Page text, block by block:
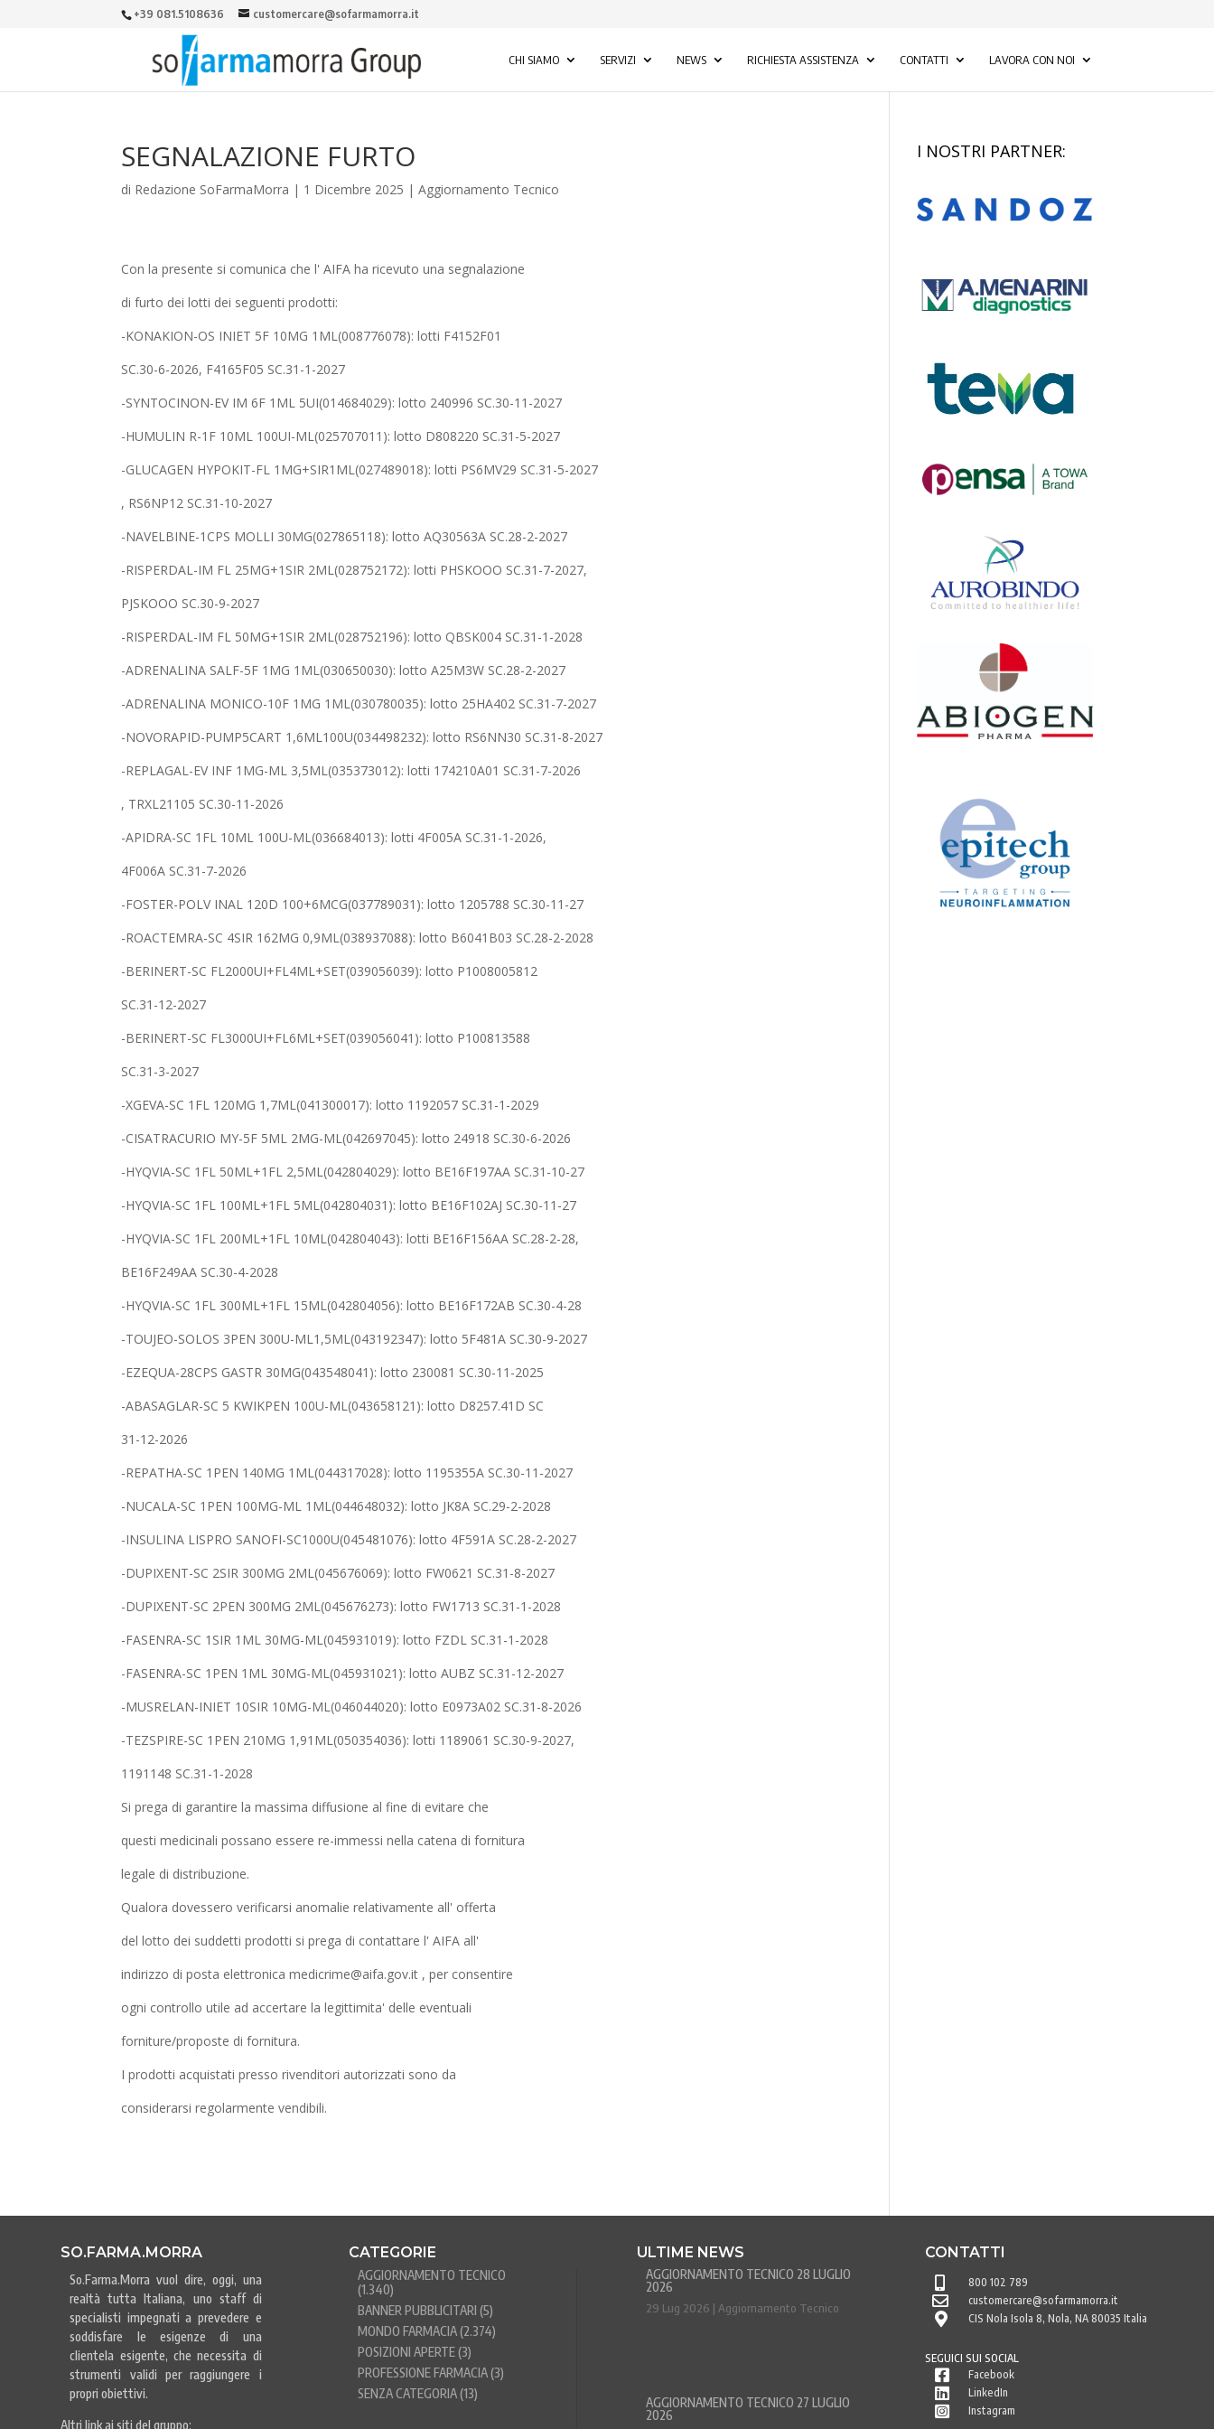
+39 081.5108636 customercare@sofarmamorra.it
CHI SIAMO SERVIZI NEWS RICHIESTA ASSISTENZA CONTATTI LAVORA CON NOI
SEGNALAZIONE FURTO
di Redazione SoFarmaMorra | 1 Dicembre 2025 |Aggiornamento Tecnico
Con la presente si comunica che l' AIFA ha ricevuto una segnalazione
di furto dei lotti dei seguenti prodotti:
-KONAKION-OS INIET 5F 10MG 1ML(008776078): lotti F4152F01
SC.30-6-2026, F4165F05 SC.31-1-2027
-SYNTOCINON-EV IM 6F 1ML 5UI(014684029): lotto 240996 SC.30-11-2027
-HUMULIN R-1F 10ML 100UI-ML(025707011): lotto D808220 SC.31-5-2027
-GLUCAGEN HYPOKIT-FL 1MG+SIR1ML(027489018): lotti PS6MV29 SC.31-5-2027
, RS6NP12 SC.31-10-2027
-NAVELBINE-1CPS MOLLI 30MG(027865118): lotto AQ30563A SC.28-2-2027
-RISPERDAL-IM FL 25MG+1SIR 2ML(028752172): lotti PHSKOOO SC.31-7-2027,
PJSKOOO SC.30-9-2027
-RISPERDAL-IM FL 50MG+1SIR 2ML(028752196): lotto QBSK004 SC.31-1-2028
-ADRENALINA SALF-5F 1MG 1ML(030650030): lotto A25M3W SC.28-2-2027
-ADRENALINA MONICO-10F 1MG 1ML(030780035): lotto 25HA402 SC.31-7-2027
-NOVORAPID-PUMP5CART 1,6ML100U(034498232): lotto RS6NN30 SC.31-8-2027
-REPLAGAL-EV INF 1MG-ML 3,5ML(035373012): lotti 174210A01 SC.31-7-2026
, TRXL21105 SC.30-11-2026
-APIDRA-SC 1FL 10ML 100U-ML(036684013): lotti 4F005A SC.31-1-2026,
4F006A SC.31-7-2026
-FOSTER-POLV INAL 120D 100+6MCG(037789031): lotto 1205788 SC.30-11-27
-ROACTEMRA-SC 4SIR 162MG 0,9ML(038937088): lotto B6041B03 SC.28-2-2028
-BERINERT-SC FL2000UI+FL4ML+SET(039056039): lotto P1008005812
SC.31-12-2027
-BERINERT-SC FL3000UI+FL6ML+SET(039056041): lotto P100813588
SC.31-3-2027
-XGEVA-SC 1FL 120MG 1,7ML(041300017): lotto 1192057 SC.31-1-2029
-CISATRACURIO MY-5F 5ML 2MG-ML(042697045): lotto 24918 SC.30-6-2026
-HYQVIA-SC 1FL 50ML+1FL 2,5ML(042804029): lotto BE16F197AA SC.31-10-27
-HYQVIA-SC 1FL 100ML+1FL 5ML(042804031): lotto BE16F102AJ SC.30-11-27
-HYQVIA-SC 1FL 200ML+1FL 10ML(042804043): lotti BE16F156AA SC.28-2-28,
BE16F249AA SC.30-4-2028
-HYQVIA-SC 1FL 300ML+1FL 15ML(042804056): lotto BE16F172AB SC.30-4-28
-TOUJEO-SOLOS 3PEN 300U-ML1,5ML(043192347): lotto 5F481A SC.30-9-2027
-EZEQUA-28CPS GASTR 30MG(043548041): lotto 230081 SC.30-11-2025
-ABASAGLAR-SC 5 KWIKPEN 100U-ML(043658121): lotto D8257.41D SC
31-12-2026
-REPATHA-SC 1PEN 140MG 1ML(044317028): lotto 1195355A SC.30-11-2027
-NUCALA-SC 1PEN 100MG-ML 1ML(044648032): lotto JK8A SC.29-2-2028
-INSULINA LISPRO SANOFI-SC1000U(045481076): lotto 4F591A SC.28-2-2027
-DUPIXENT-SC 2SIR 300MG 2ML(045676069): lotto FW0621 SC.31-8-2027
-DUPIXENT-SC 2PEN 300MG 2ML(045676273): lotto FW1713 SC.31-1-2028
-FASENRA-SC 1SIR 1ML 30MG-ML(045931019): lotto FZDL SC.31-1-2028
-FASENRA-SC 1PEN 1ML 30MG-ML(045931021): lotto AUBZ SC.31-12-2027
-MUSRELAN-INIET 10SIR 10MG-ML(046044020): lotto E0973A02 SC.31-8-2026
-TEZSPIRE-SC 1PEN 210MG 1,91ML(050354036): lotti 1189061 SC.30-9-2027,
1191148 SC.31-1-2028
Si prega di garantire la massima diffusione al fine di evitare che
questi medicinali possano essere re-immessi nella catena di fornitura
legale di distribuzione.
Qualora dovessero verificarsi anomalie relativamente all' offerta
del lotto dei suddetti prodotti si prega di contattare l' AIFA all'
indirizzo di posta elettronica medicrime@aifa.gov.it , per consentire
ogni controllo utile ad accertare la legittimita' delle eventuali
forniture/proposte di fornitura.
I prodotti acquistati presso rivenditori autorizzati sono da
considerarsi regolarmente vendibili.
I NOSTRI PARTNER:
SO.FARMA.MORRA
So.Farma.Morra vuol dire, oggi, una
realtà tutta Italiana, uno staff di
specialisti impegnati a prevedere e
soddisfare le esigenze di una
clientela esigente, che necessita di
strumenti validi per raggiungere i
propri obiettivi.
Altri link ai siti del gruppo:
CATEGORIE
AGGIORNAMENTO TECNICO
(1.340)
BANNER PUBBLICITARI (5)
MONDO FARMACIA(2.374)
POSIZIONI APERTE(3)
PROFESSIONE FARMACIA(3)
SENZA CATEGORIA(13)
ULTIME NEWS
AGGIORNAMENTO TECNICO 28 LUGLIO
2026
29 Lug 2026 | Aggiornamento Tecnico
AGGIORNAMENTO TECNICO 27 LUGLIO
2026
CONTATTI
 800 102 789
 customercare@sofarmamorra.it
 CIS Nola Isola 8, Nola, NA 80035 Italia
SEGUICI SUI SOCIAL
 Facebook
 LinkedIn
 Instagram